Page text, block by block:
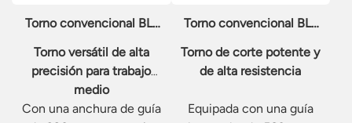
Torno convencional BL-
Torno versátil de alta
precisión para trabajo
medio
Con una anchura de guía
Torno convencional BL-
Torno de corte potente y
de alta resistencia
Equipada con una guía